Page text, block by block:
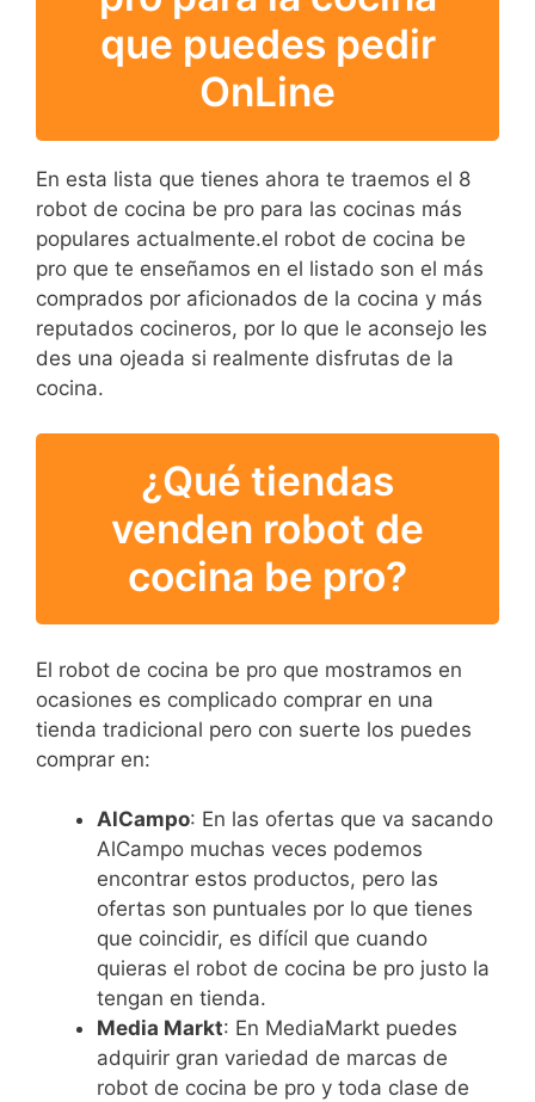
que puedes pedir
OnLine
En esta lista que tienes ahora te traemos el 8
robot de cocina be pro para las cocinas más
populares actualmente.el robot de cocina be
pro que te enseñamos en el listado son el más
comprados por aficionados de la cocina y más
reputados cocineros, por lo que le aconsejo les
des una ojeada si realmente disfrutas de la
cocina.
¿Qué tiendas
venden robot de
cocina be pro?
El robot de cocina be pro que mostramos en
ocasiones es complicado comprar en una
tienda tradicional pero con suerte los puedes
comprar en:
AlCampo: En las ofertas que va sacando
AlCampo muchas veces podemos
encontrar estos productos, pero las
ofertas son puntuales por lo que tienes
que coincidir, es difícil que cuando
quieras el robot de cocina be pro justo la
tengan en tienda.
Media Markt: En MediaMarkt puedes
adquirir gran variedad de marcas de
robot de cocina be pro y toda clase de